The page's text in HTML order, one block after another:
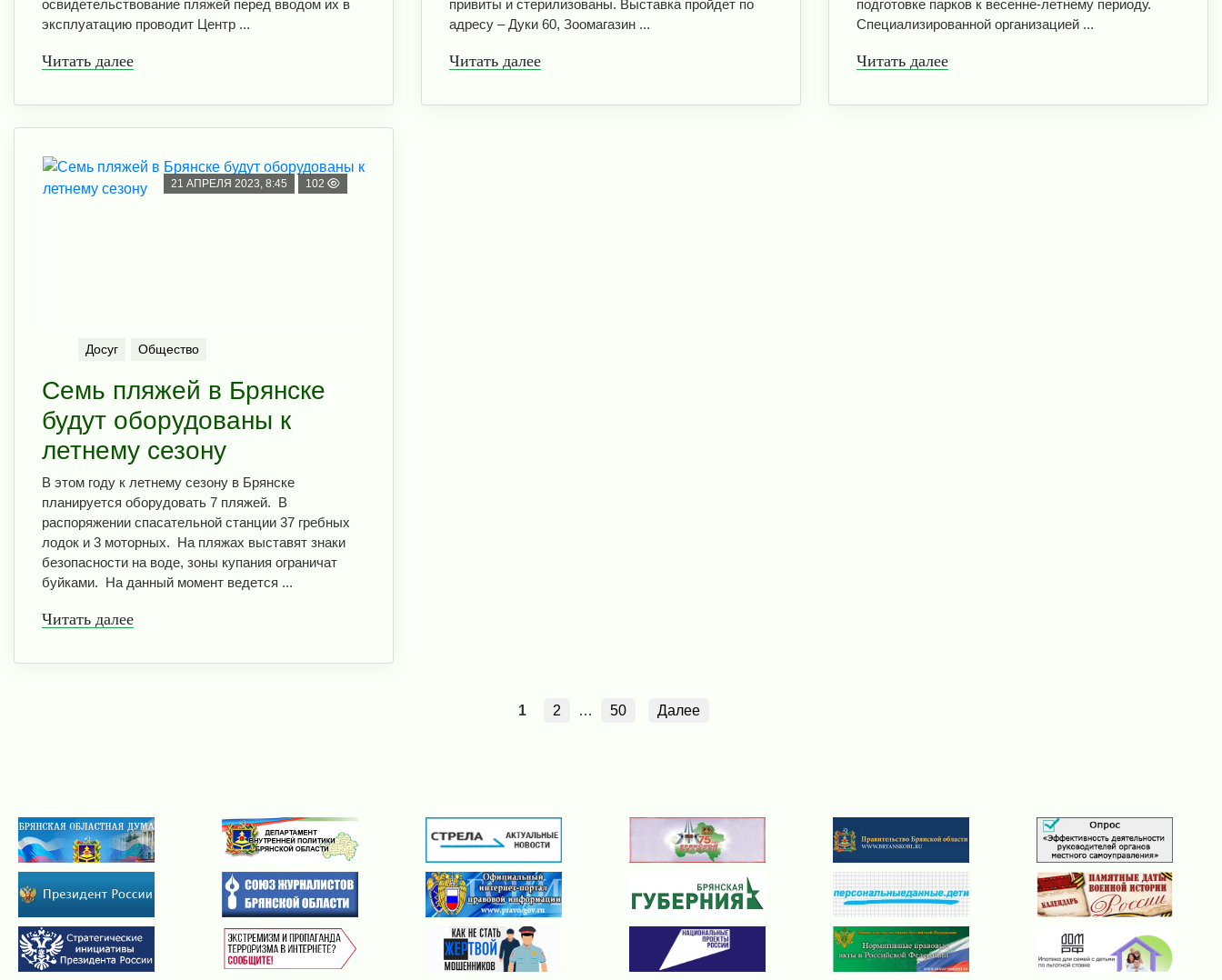
освидетельствование пляжей перед вводом их в
эксплуатацию проводит Центр ...
Читать далее
привиты и стерилизованы. Выставка пройдет по
адресу – Дуки 60, Зоомагазин ...
Читать далее
подготовке парков к весенне-летнему периоду.
Специализированной организацией ...
Читать далее
21 АПРЕЛЯ 2023, 8:45 102
Досуг Общество
Семь пляжей в Брянске
будут оборудованы к
летнему сезону
В этом году к летнему сезону в Брянске
планируется оборудовать 7 пляжей. В
распоряжении спасательной станции 37 гребных
лодок и 3 моторных. На пляжах выставят знаки
безопасности на воде, зоны купания ограничат
буйками. На данный момент ведется ...
Читать далее
1 2 … 50 Далее